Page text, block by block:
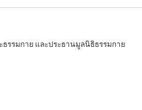
รรมกาย และประธานมูลนิธิธรรมกาย